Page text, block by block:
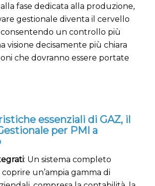
fase dedicata alla produzione,
gestionale diventa il cervello
consentendo un controllo più
visione decisamente più chiara
che dovranno essere portate
essenziali di GAZ, il
per PMI a
: Un sistema completo
un’ampia gamma di